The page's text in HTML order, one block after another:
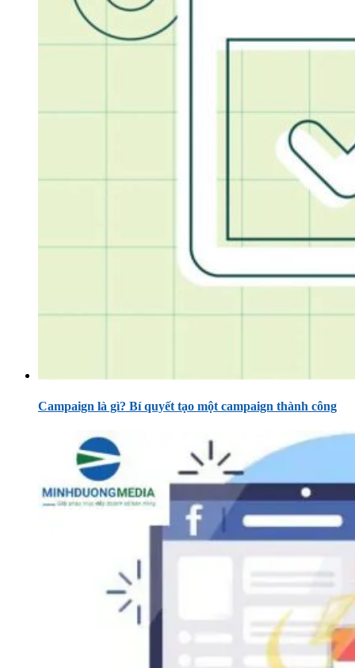
Campaign là gì? Bí quyết tạo một campaign thành công